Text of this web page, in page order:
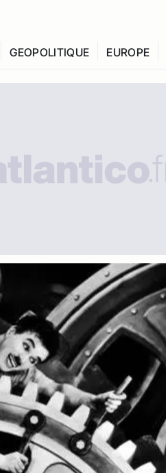
GEOPOLITIQUE EUROPE